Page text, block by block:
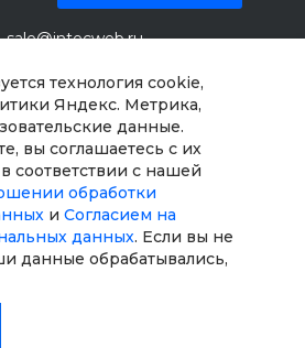
технология cookie,
Яндекс. Метрика,
данные.
вы соглашаетесь с их
соответствии с нашей
обработки
и Согласием на
данных. Если вы не
данные обрабатывались,
sale@intecweb.ru
ул.Свободы, д. 93, оф. 6